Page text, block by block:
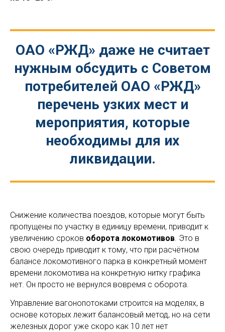
ОАО «РЖД» даже не считает
нужным обсудить с Советом
потребителей ОАО «РЖД»
перечень узких мест и
мероприятия, которые
необходимы для их
ликвидации.
Снижение количества поездов, которые могут быть
пропущены по участку в единицу времени, приводит к
увеличению сроков оборота локомотивов. Это в
свою очередь приводит к тому, что при расчётном
балансе локомотивного парка в конкретный момент
времени локомотива на конкретную нитку графика
нет. Он просто не вернулся вовремя с оборота.
Управление вагонопотоками строится на моделях, в
основе которых лежит балансовый метод, но на сети
железных дорог уже скоро как 10 лет нет